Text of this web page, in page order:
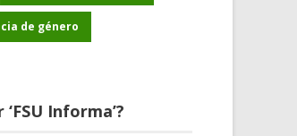
de género
Informa’?